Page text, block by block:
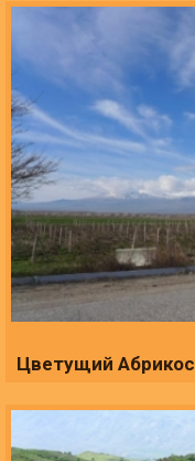
Цветущий Абрикос